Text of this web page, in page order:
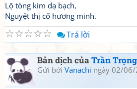
Lộ tòng kim dạ bạch,
Nguyệt thị cố hương minh.
☆
☆
☆
☆
☆ Trả lời
Bản dịch củaTrần
Gửi bởi Vanachi ngày 02/